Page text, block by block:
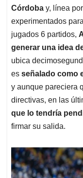
Córdoba y, línea
experimentados
jugados 6 partidos,
generar una idea
ubica
es señalado como
y aunque pareciera
directivas, en las
que lo tendría
firmar su salida.